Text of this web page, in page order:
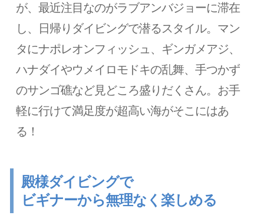
が、最近注目なのがラブアンバジョーに滞在
し、日帰りダイビングで潜るスタイル。マン
タにナポレオンフィッシュ、ギンガメアジ、
ハナダイやウメイロモドキの乱舞、手つかず
のサンゴ礁など見どころ盛りだくさん。お手
軽に行けて満足度が超高い海がそこにはあ
る！
殿様ダイビングで
ビギナーから無理なく楽しめる